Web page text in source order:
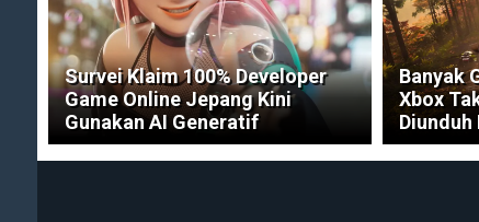
Survei Klaim 100% Developer
Game Online Jepang Kini
Gunakan AI Generatif
Banyak
Xbox
Diunduh